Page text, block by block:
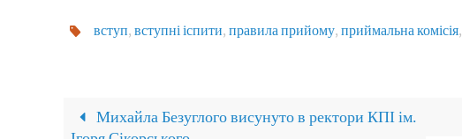
вступ, вступні іспити, правила прийому, приймальна комісія,
Михайла Безуглого висунуто в ректори КПІ ім.